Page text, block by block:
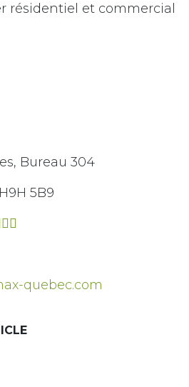
résidentiel et commercial
Bureau 304
5B9
quebec.com